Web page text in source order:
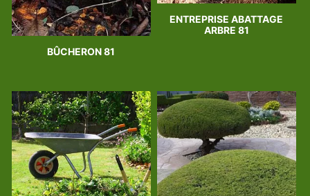
BÛCHERON 81
ENTREPRISE ABATTAGE
ARBRE 81